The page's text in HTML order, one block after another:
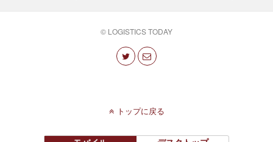
© LOGISTICS TODAY
トップに戻る